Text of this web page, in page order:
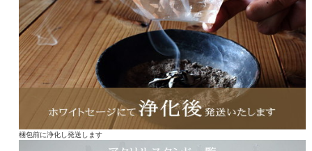
梱包前に浄化し発送します